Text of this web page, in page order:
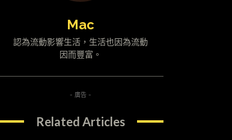
Mac
認為流動影響生活，生活也因為流動
因而豐富。
- 廣告 -
Related Articles